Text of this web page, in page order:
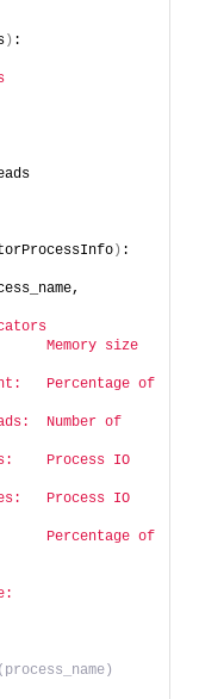
) :
) :
Memory size
Percentage of
Number of
Process IO
Process IO
Percentage of